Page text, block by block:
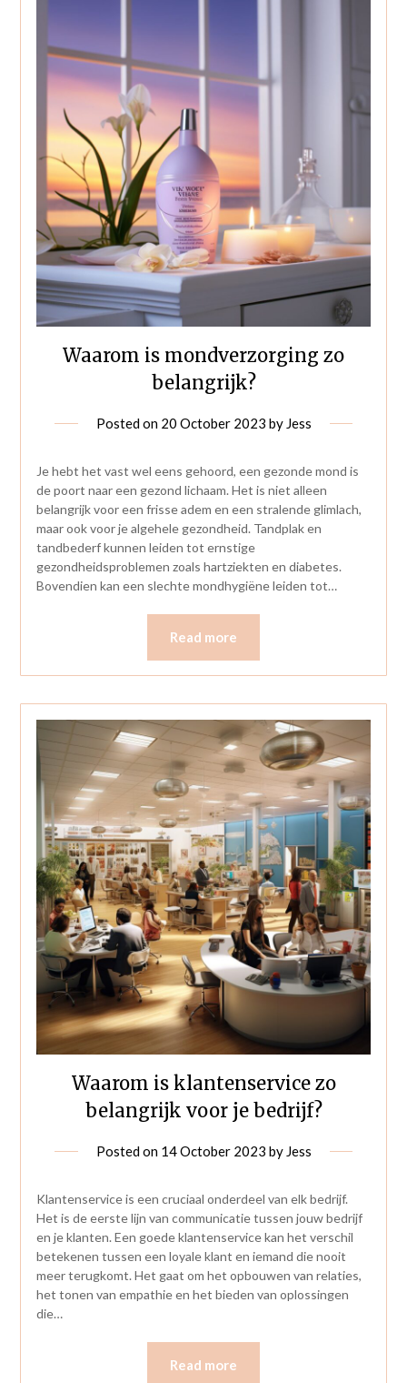
Waarom is mondverzorging zo
belangrijk?
Posted on 20 October 2023 by Jess
Je hebt het vast wel eens gehoord, een gezonde mond is
de poort naar een gezond lichaam. Het is niet alleen
belangrijk voor een frisse adem en een stralende glimlach,
maar ook voor je algehele gezondheid. Tandplak en
tandbederf kunnen leiden tot ernstige
gezondheidsproblemen zoals hartziekten en diabetes.
Bovendien kan een slechte mondhygiëne leiden tot…
Read more
Waarom is klantenservice zo
belangrijk voor je bedrijf?
Posted on 14 October 2023 by Jess
Klantenservice is een cruciaal onderdeel van elk bedrijf.
Het is de eerste lijn van communicatie tussen jouw bedrijf
en je klanten. Een goede klantenservice kan het verschil
betekenen tussen een loyale klant en iemand die nooit
meer terugkomt. Het gaat om het opbouwen van relaties,
het tonen van empathie en het bieden van oplossingen
die…
Read more